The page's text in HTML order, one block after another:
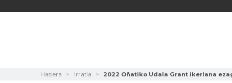
Hasiera Irratia 2022 Oñatiko Udala Grant ikerlana